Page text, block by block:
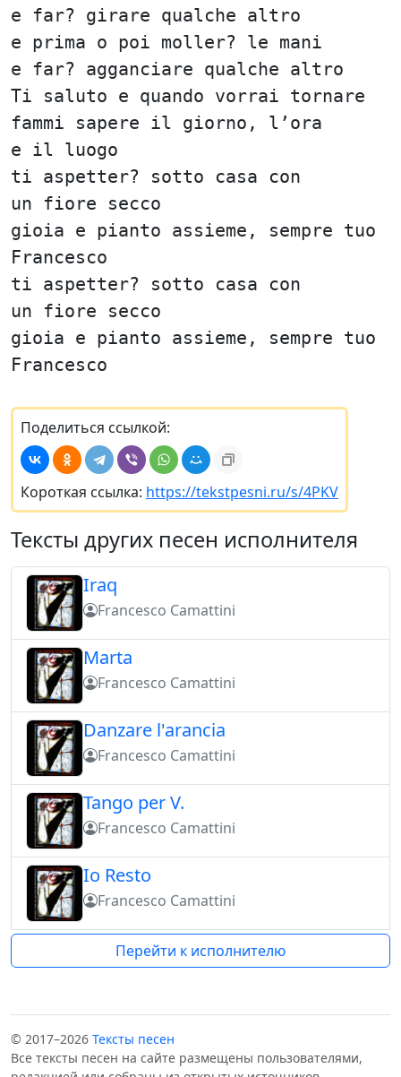
e far? girare qualche altro
e prima o poi moller? le mani
e far? agganciare qualche altro
Ti saluto e quando vorrai tornare
fammi sapere il giorno, l’ora
e il luogo
ti aspetter? sotto casa con
un fiore secco
gioia e pianto assieme, sempre tuo
Francesco
ti aspetter? sotto casa con
un fiore secco
gioia e pianto assieme, sempre tuo
Francesco
Поделиться ссылкой:
Короткая ссылка: https://tekstpesni.ru/s/4PKV
Тексты других песен исполнителя
Iraq
Francesco Camattini
Marta
Francesco Camattini
Danzare l'arancia
Francesco Camattini
Tango per V.
Francesco Camattini
Io Resto
Francesco Camattini
Перейти к исполнителю
© 2017–2026 Тексты песен
Все тексты песен на сайте размещены пользователями,